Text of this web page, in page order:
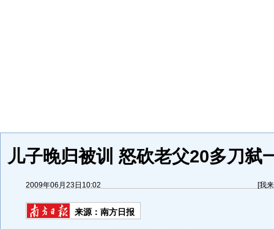
儿子晚归被训 怒砍老父20多刀弑
2009年06月23日10:02 [我
来源： 南方日报